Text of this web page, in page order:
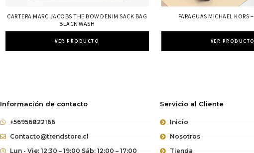
CARTERA MARC JACOBS THE BOW DENIM SACK BAG
BLACK WASH
VER PRODUCTO
PARAGUAS MICHAEL KORS
VER PRODUCTO
Información de contacto
+56956822166
Contacto@trendstore.cl
Lun - Vie: 12:30 – 19:00 Sáb: 12:00 – 17:00
Servicio al Cliente
Inicio
Nosotros
Tienda